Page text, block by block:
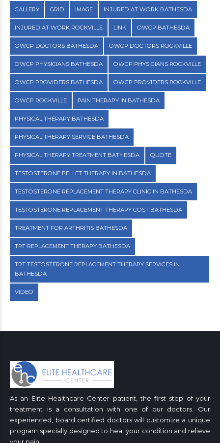
GALLERY GRID IMAGE INJURED AT WORK BATHESDA
INJURED AT WORK ROCKVILLE LINK OWCP BATHESDA
OWCP DOCTORS BATHESDA OWCP DOCTORS ROCKVILLE
OWCP PHYSICIANS BATHESDA OWCP PHYSICIANS ROCKVILLE
OWCP PROVIDERS BATHESDA OWCP PROVIDERS ROCKVILLE
OWCP ROCKVILLE PAIN THERAPY IN BATHESDA
PHYSICAL THERAPY BATHESDA
PHYSICAL THERAPY SERVICE BATHESDA
PHYSICAL THERAPY TREATMENT BATHESDA QUOTE
TESTOSTERONE PELLET THERAPY IN BATHESDA
TESTOSTERONE REPLACEMENT THERAPY CLINIC IN BATHESDA
TESTOSTERONE REPLACEMENT THERAPY COST BATHESDA
TREATMENT FOR ARTHRITIS BATHESDA
TRT REPLACEMENT THERAPY BATHESDA
TRT TESTOSTERONE REPLACEMENT THERAPY SERVICES IN
BATHESDA
VIDEO
As an Elite Healthcare Center patient, the first step of your
treatment is a consultation with one of our doctors. Our
experienced, board certified doctors will customize a unique
program specially designed to heal your condition and relieve
your pain.